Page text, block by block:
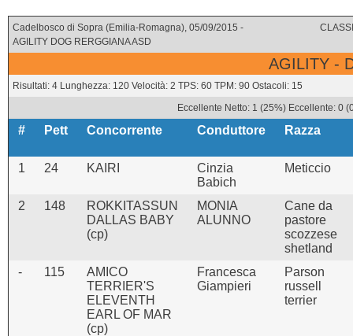
Cadelbosco di Sopra (Emilia-Romagna), 05/09/2015 -
AGILITY DOG RERGGIANA ASD
AGILITY -
Risultati: 4 Lunghezza: 120 Velocità: 2 TPS: 60 TPM: 90 Ostacoli: 15
Eccellente Netto: 1 (25%) Eccellente: 0
# Pett Concorrente Conduttore Razza
1 24 KAIRI
Cinzia
Babich
Meticcio
2 148
ROKKITASSUN
DALLAS BABY
(cp)
MONIA
ALUNNO
Cane da
pastore
scozzese
shetland
-
115
AMICO
TERRIER'S
ELEVENTH
EARL OF MAR
(cp)
Francesca
Giampieri
Parson
russell
terrier